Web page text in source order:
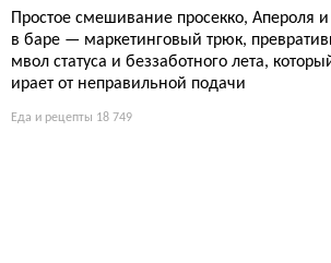
Простое смешивание просекко, Апероля
в баре — маркетинговый трюк,
мвол статуса и беззаботного лета,
ирает от неправильной подачи
Еда и рецепты 18 749